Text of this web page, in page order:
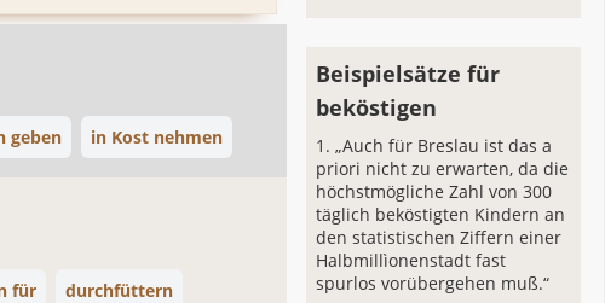
geben in Kost nehmen
für durchfüttern
Beispielsätze für
beköstigen
„Auch für Breslau ist das a
priori nicht zu erwarten, da die
höchstmögliche Zahl von 300
täglich beköstigten Kindern an
den statistischen Ziffern einer
Halbmillìonenstadt fast
spurlos vorübergehen muß.“